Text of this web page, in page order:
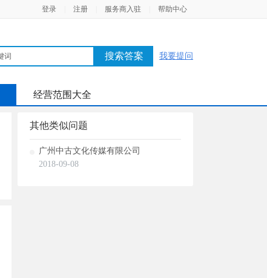
登录 注册 服务商入驻 帮助中心
搜索答案 我要提问
经营范围大全
其他类似问题
广州中古文化传媒有限公司
2018-09-08